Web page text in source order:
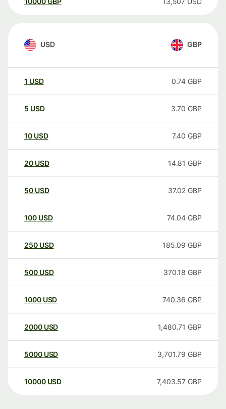
USD GBP
1 USD 0.74 GBP
5 USD 3.70 GBP
10 USD 7.40 GBP
20 USD 14.81 GBP
50 USD 37.02 GBP
100 USD 74.04 GBP
250 USD 185.09 GBP
500 USD 370.18 GBP
1000 USD 740.36 GBP
2000 USD 1,480.71 GBP
5000 USD 3,701.79 GBP
10000 USD 7,403.57 GBP